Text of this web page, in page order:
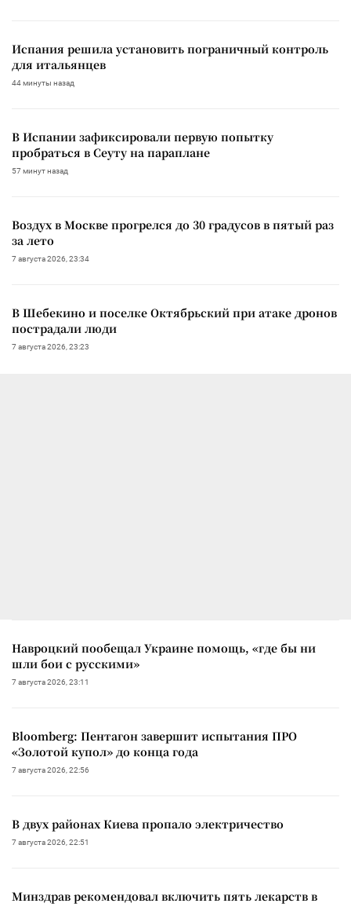
Испания решила установить пограничный контроль
для итальянцев
44 минуты назад
В Испании зафиксировали первую попытку
пробраться в Сеуту на параплане
57 минут назад
Воздух в Москве прогрелся до 30 градусов в пятый раз
за лето
7 августа 2026, 23:34
В Шебекино и поселке Октябрьский при атаке дронов
пострадали люди
7 августа 2026, 23:23
Навроцкий пообещал Украине помощь, «где бы ни
шли бои с русскими»
7 августа 2026, 23:11
Bloomberg: Пентагон завершит испытания ПРО
«Золотой купол» до конца года
7 августа 2026, 22:56
В двух районах Киева пропало электричество
7 августа 2026, 22:51
Минздрав рекомендовал включить пять лекарств в